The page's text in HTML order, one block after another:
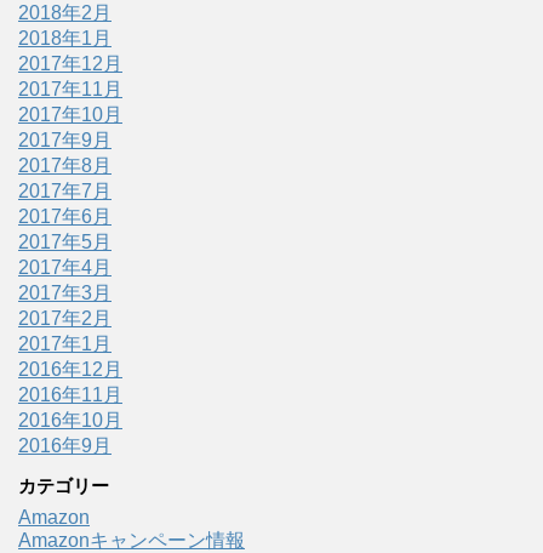
2018年2月
2018年1月
2017年12月
2017年11月
2017年10月
2017年9月
2017年8月
2017年7月
2017年6月
2017年5月
2017年4月
2017年3月
2017年2月
2017年1月
2016年12月
2016年11月
2016年10月
2016年9月
カテゴリー
Amazon
Amazonキャンペーン情報